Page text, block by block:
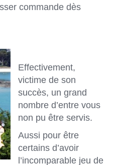
commande dès
Effectivement,
victime de son
succès, un grand
nombre d’entre vous
non pu être servis.
Aussi pour être
certains d’avoir
l’incomparable jeu de